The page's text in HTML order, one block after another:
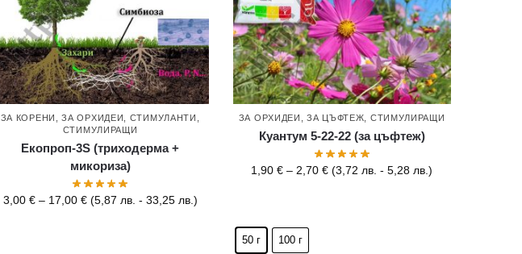
ЗА КОРЕНИ ,ЗА ОРХИДЕИ СТИМУЛАНТИ
СТИМУЛИРАЩИ
Екопроп-3S (триходерма +
микориза)
3,00 € – 17,00 € (5,87 лв. - 33,25 лв. )
ЗА ОРХИДЕИ ,ЗА ЦЪФТЕЖ СТИМУЛИРАЩИ
Куантум 5-22-22 (за цъфтеж)
1,90€ – 2,70€ (3,72 лв. -5,28 лв.)
50 г 100 г